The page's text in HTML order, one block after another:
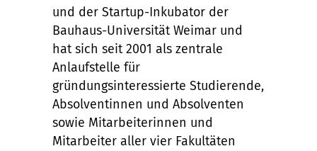
und der Startup-Inkubator der
Bauhaus-Universität Weimar und
hat sich seit 2001 als zentrale
Anlaufstelle für
gründungsinteressierte Studierende,
Absolventinnen und Absolventen
sowie Mitarbeiterinnen und
Mitarbeiter aller vier Fakultäten